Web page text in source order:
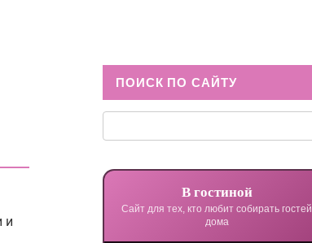
и
ПОИСК ПО САЙТУ
В гостиной
Сайт для тех, кто любит собирать гостей
дома